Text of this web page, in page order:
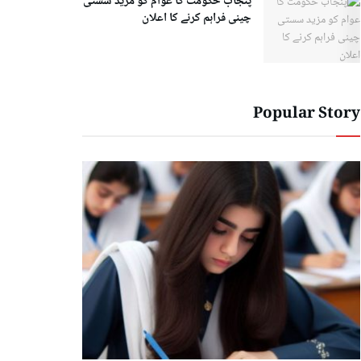
چینی فراہم کرنے کا اعلان
Popular Story